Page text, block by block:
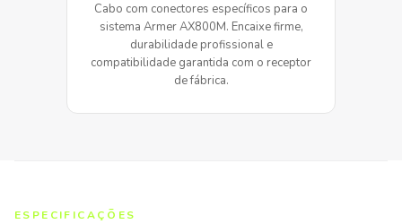
Cabo com conectores específicos para o
sistema Armer AX800M. Encaixe firme,
durabilidade profissional e
compatibilidade garantida com o receptor
de fábrica.
ESPECIFICAÇÕES